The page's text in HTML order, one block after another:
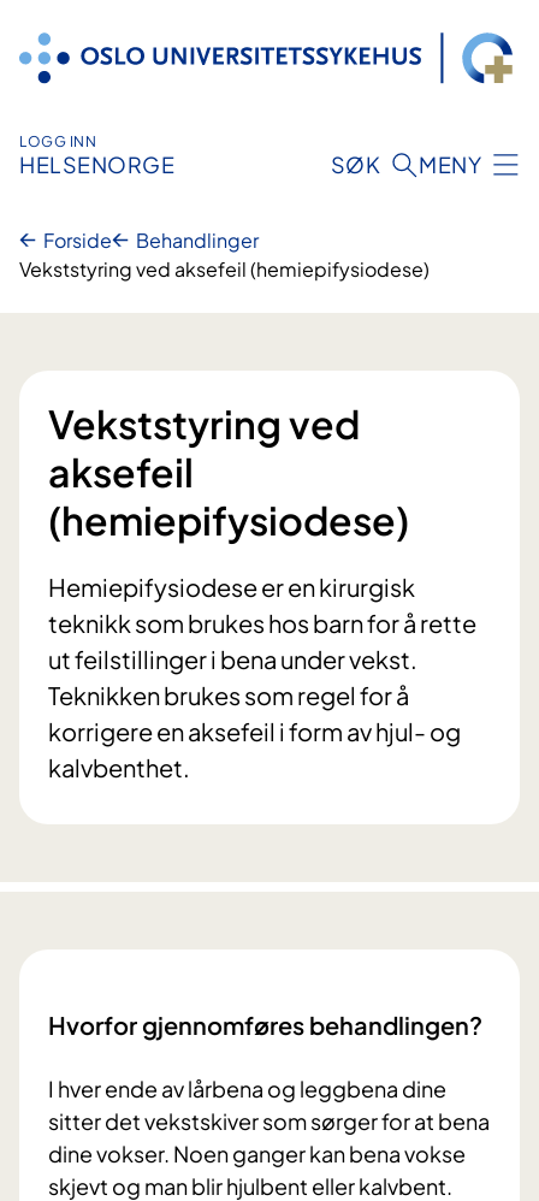
innhold
LOGG INN
HELSENORGE SØK MENY
Forside
Behandlinger
Vekststyring ved aksefeil (hemiepifysiodese)
Vekststyring ved
aksefeil
(hemiepifysiodese)
Hemiepifysiodese er en kirurgisk
teknikk som brukes hos barn for å rette
ut feilstillinger i bena under vekst.
Teknikken brukes som regel for å
korrigere en aksefeil i form av hjul- og
kalvbenthet.
Hvorfor gjennomføres behandlingen?
I hver ende av lårbena og leggbena dine
sitter det vekstskiver som sørger for at bena
dine vokser. Noen ganger kan bena vokse
skjevt og man blir hjulbent eller kalvbent.